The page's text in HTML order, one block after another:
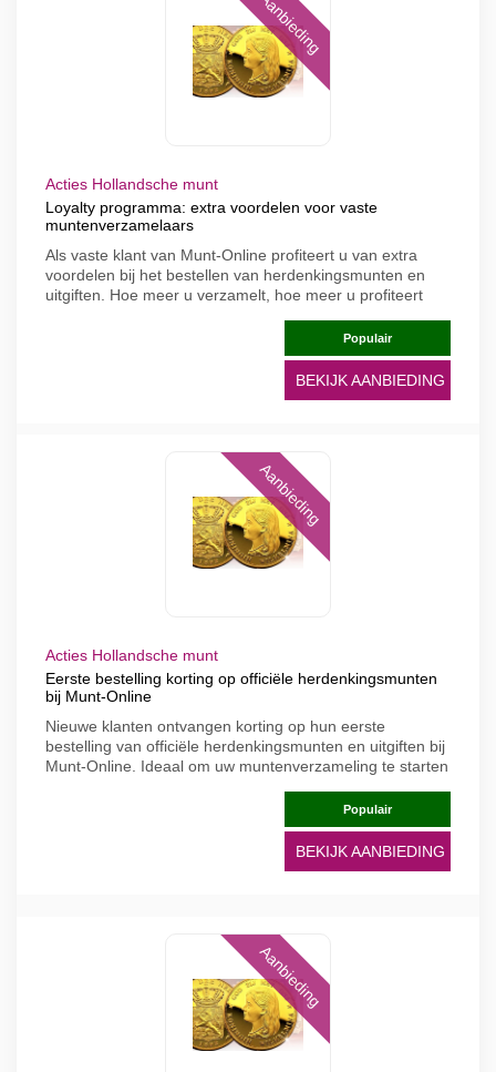
Aanbieding
Acties Hollandsche munt
Loyalty programma: extra voordelen voor vaste
muntenverzamelaars
Als vaste klant van Munt-Online profiteert u van extra
voordelen bij het bestellen van herdenkingsmunten en
uitgiften. Hoe meer u verzamelt, hoe meer u profiteert
Populair
BEKIJK AANBIEDING
Aanbieding
Acties Hollandsche munt
Eerste bestelling korting op officiële herdenkingsmunten
bij Munt-Online
Nieuwe klanten ontvangen korting op hun eerste
bestelling van officiële herdenkingsmunten en uitgiften bij
Munt-Online. Ideaal om uw muntenverzameling te starten
Populair
BEKIJK AANBIEDING
Aanbieding